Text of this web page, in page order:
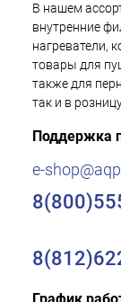
В нашем
внутренние
нагреватели,
товары для
также для
так и в
Поддержка
e-